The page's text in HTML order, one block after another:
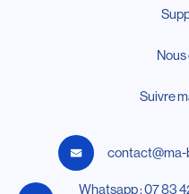
Suivre
Whatsapp : 07 83